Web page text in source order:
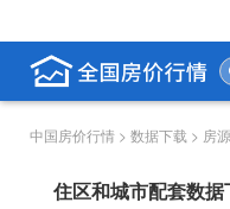
中国房价行情 > 数据下载 > 房
住区和城市配套数据